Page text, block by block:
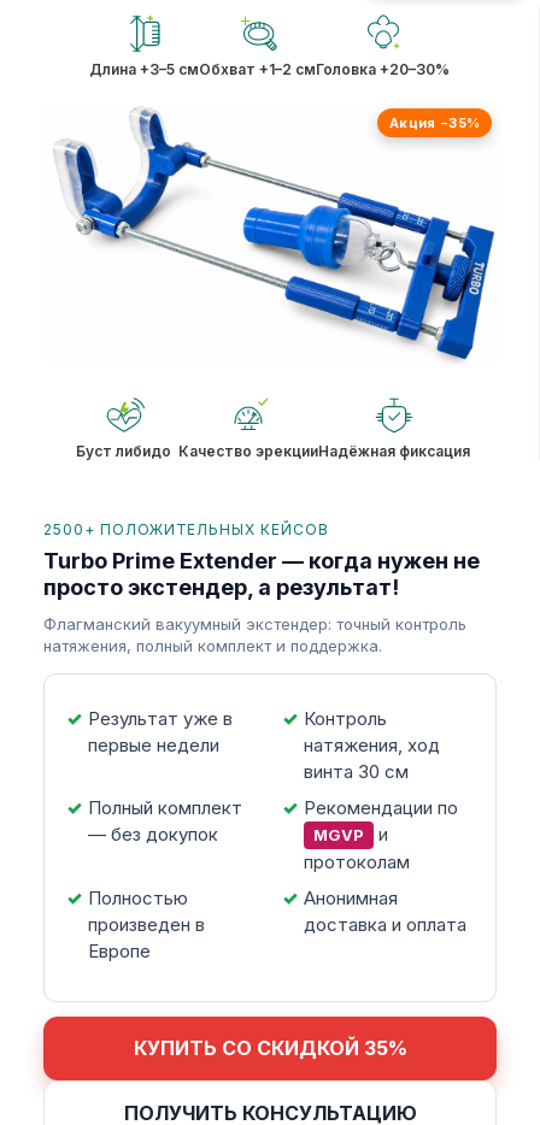
Длина +3–5 смОбхват +1–2 смГоловка +20–30%
Акция −35%
Буст либидо Качество эрекцииНадёжная фиксация
2500+ ПОЛОЖИТЕЛЬНЫХ КЕЙСОВ
Turbo Prime Extender — когда нужен не
просто экстендер, а результат!
Флагманский вакуумный экстендер: точный контроль
натяжения, полный комплект и поддержка.
Результат уже в
первые недели
Контроль
натяжения, ход
винта 30 см
Полный комплект
— без докупок
Рекомендации по
MGVP
и
протоколам
Полностью
произведен в
Европе
Анонимная
доставка и оплата
КУПИТЬ СО СКИДКОЙ 35%
ПОЛУЧИТЬ КОНСУЛЬТАЦИЮ